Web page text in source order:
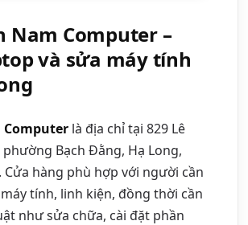
Nam Computer –
và sửa máy tính
Computer là địa chỉ tại 829 Lê
phường Bạch Đằng, Hạ Long,
Cửa hàng phù hợp với người cần
tính, linh kiện, đồng thời cần
như sửa chữa, cài đặt phần